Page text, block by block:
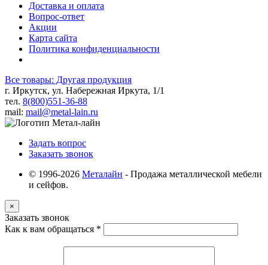
Доставка и оплата
Вопрос-ответ
Акции
Карта сайта
Политика конфиденциальности
Все товары: Другая продукция
г. Иркутск, ул. Набережная Иркута, 1/1
тел. 8(800)551-36-88
mail: mail@metal-lain.ru
Задать вопрос
Заказать звонок
© 1996-2026 Металайн - Продажа металлической мебели
и сейфов.
×
Заказать звонок
Как к вам обращаться *